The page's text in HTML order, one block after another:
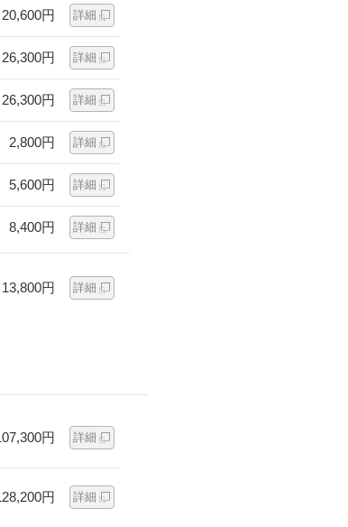
20,600円 詳細
26,300円 詳細
26,300円 詳細
2,800円 詳細
5,600円 詳細
8,400円 詳細
13,800円 詳細
円 詳細
円 詳細